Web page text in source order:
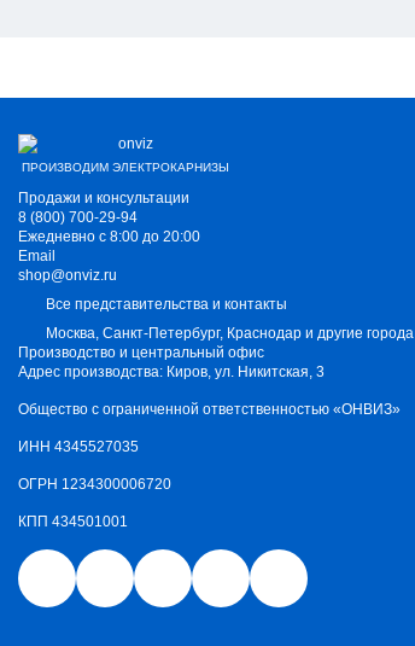
ПРОИЗВОДИМ ЭЛЕКТРОКАРНИЗЫ
Продажи и консультации
8 (800) 700-29-94
Ежедневно с 8:00 до 20:00
Email
shop@onviz.ru
Все представительства и контакты
Москва, Санкт-Петербург, Краснодар и другие города
Производство и центральный офис
Адрес производства: Киров, ул. Никитская, 3
Общество с ограниченной ответственностью «ОНВИЗ»
ИНН 4345527035
ОГРН 1234300006720
КПП 434501001